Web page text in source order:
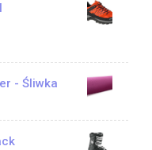
- Śliwka